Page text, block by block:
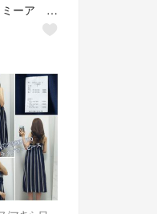
【美品】MIIA ミーア キャミワンピース 総柄 マキシ